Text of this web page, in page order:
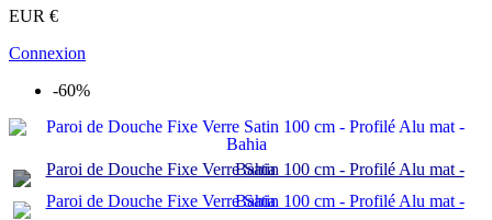
EUR €
Connexion
-60%